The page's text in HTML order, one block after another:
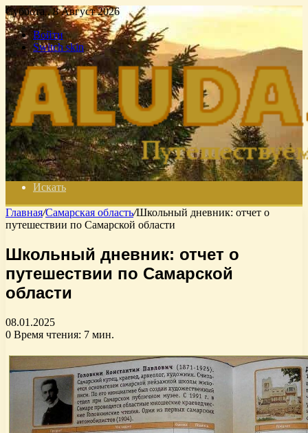
Суббота , 8 Август 2026
Войти
Switch skin
Искать
Главная/Самарская область/Школьный дневник: отчет о
путешествии по Самарской области
Школьный дневник: отчет о
путешествии по Самарской
области
08.01.2025
0 Время чтения: 7 мин.